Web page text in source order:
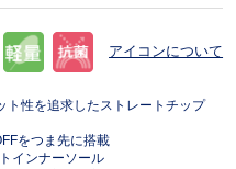
アイコンについて
ト性を追求したストレートチップ
をつま先に搭載
インナーソール